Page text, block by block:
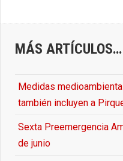
MÁS ARTÍCULOS…
Medidas
también incluyen a
Sexta Preemergencia
de junio